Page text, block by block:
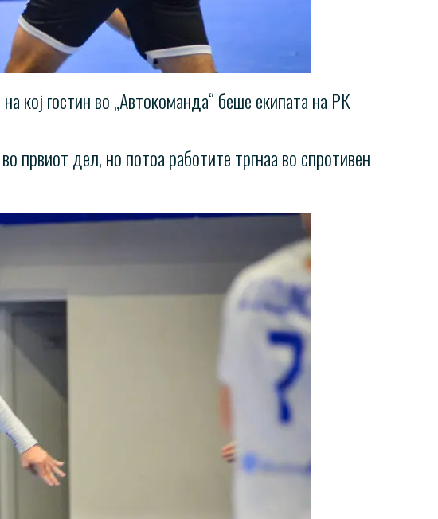
кој гостин во „Автокоманда“ беше екипата на РК
дел, но потоа работите тргнаа во спротивен